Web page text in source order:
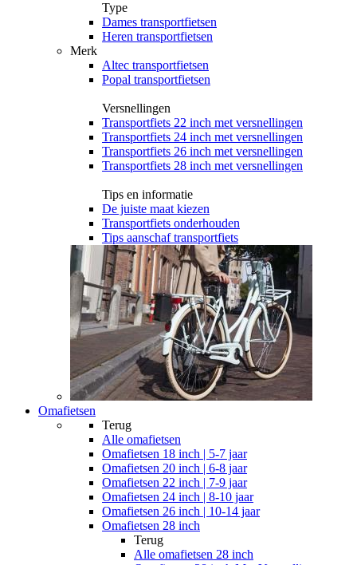
Type
Dames transportfietsen
Heren transportfietsen
Merk
Altec transportfietsen
Popal transportfietsen
Versnellingen
Transportfiets 22 inch met versnellingen
Transportfiets 24 inch met versnellingen
Transportfiets 26 inch met versnellingen
Transportfiets 28 inch met versnellingen
Tips en informatie
De juiste maat kiezen
Transportfiets onderhouden
Tips aanschaf transportfiets
Omafietsen
Terug
Alle omafietsen
Omafietsen 18 inch | 5-7 jaar
Omafietsen 20 inch | 6-8 jaar
Omafietsen 22 inch | 7-9 jaar
Omafietsen 24 inch | 8-10 jaar
Omafietsen 26 inch | 10-14 jaar
Omafietsen 28 inch
Terug
Alle omafietsen 28 inch